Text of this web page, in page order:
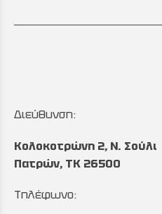
Διεύθυνση:
Κολοκοτρώνη 2, Ν. Σούλι
Πατρών, TK 26500
Τηλέφωνο: